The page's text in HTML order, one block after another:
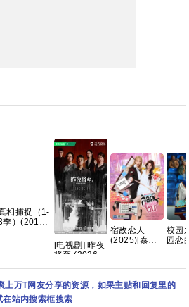
相捕捉（1-
季）(2019-
罪
[电视剧] 昨夜
将至 (2026)
[12.2G]
宿敌恋人
(2025)[泰剧]
源][0.8GB集]
校园
园恋
中简
上万T网友分享的资源，如果主贴和回复里的
站内搜索框搜索